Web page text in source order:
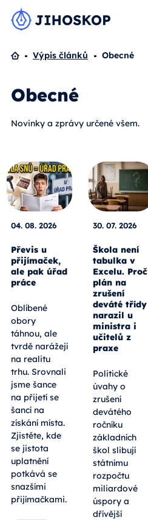
Domů
Výpis článků Obecné
Obecné
Novinky a zprávy určené všem.
04. 08. 2026
Převis u
přijímaček,
ale pak úřad
práce
Oblíbené
obory
táhnou, ale
tvrdě narážejí
na realitu
trhu. Srovnali
jsme šance
na přijetí se
šancí na
získání místa.
Zjistěte, kde
se jistota
uplatnění
potkává se
snazšími
přijímačkami.
30. 07. 2026
Škola není
tabulka v
Excelu. Proč
plán na
zrušení
deváté třídy
narazil u
ministra i
učitelů z
praxe
Politické
úvahy o
zrušení
devátého
ročníku
základních
škol slibují
státnímu
rozpočtu
miliardové
úspory a
dřívější